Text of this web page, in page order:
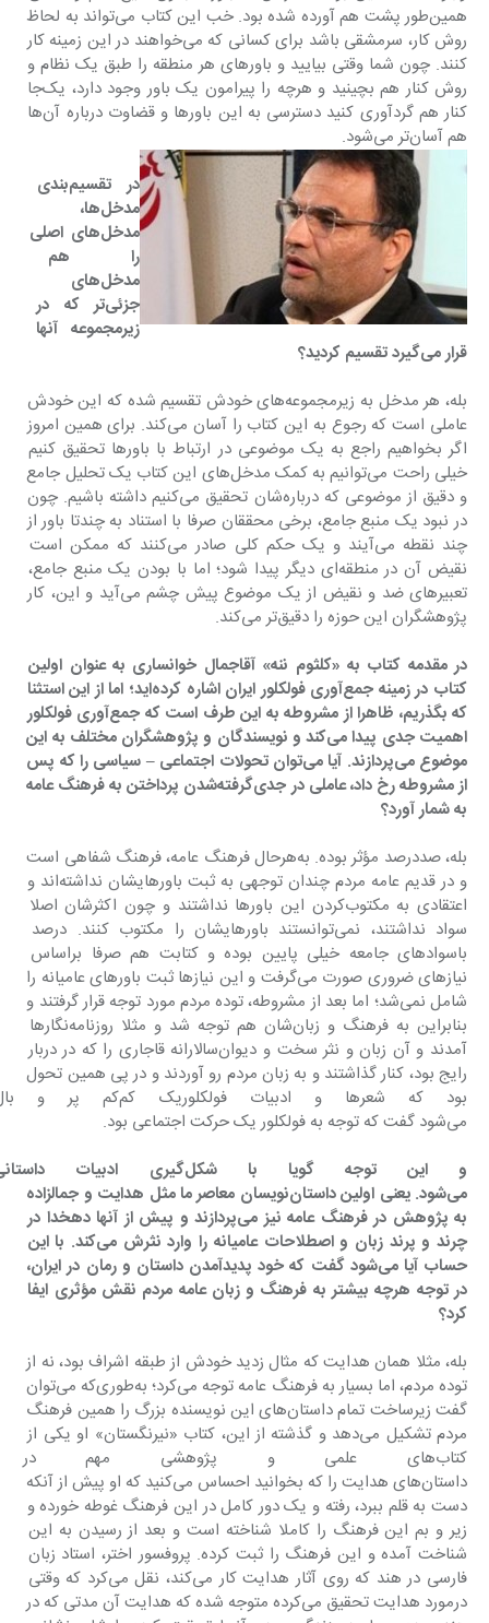
همین‌طور پشت هم آورده شده بود. خب این کتاب می‌تواند به لحاظ
روش کار، سرمشقی باشد برای کسانی که می‌خواهند در این زمینه کار
کنند. چون شما وقتی بیایید و باورهای هر منطقه را طبق یک نظام و
روش کنار هم بچینید و هرچه را پیرامون یک باور وجود دارد، یک‌جا
کنار هم گردآوری کنید دسترسی به این باورها و قضاوت درباره آن‌ها
هم آسان‌تر می‌شود.
‌در تقسیم‌بندی
مدخل‌ها،
مدخل‌های اصلی
را هم
مدخل‌های
جزئی‌تر که در
زیرمجموعه آنها
قرار می‌گیرد تقسیم کردید؟
بله، هر مدخل به زیرمجموعه‌های خودش تقسیم شده که این خودش
عاملی است که رجوع به این کتاب را آسان می‌کند. برای همین امروز
اگر بخواهیم راجع به یک موضوعی در ارتباط با باورها تحقیق کنیم
خیلی راحت می‌توانیم به کمک مدخل‌های این کتاب یک تحلیل جامع
و دقیق از موضوعی که درباره‌شان تحقیق می‌کنیم داشته باشیم. چون
در نبود یک منبع جامع، برخی محققان صرفا با استناد به چندتا باور از
چند نقطه می‌آیند و یک حکم کلی صادر می‌کنند که ممکن است
نقیض آن در منطقه‌ای دیگر پیدا شود؛ اما با بودن یک منبع جامع،
تعبیرهای ضد و نقیض از یک موضوع پیش چشم می‌آید و این، کار
پژوهشگران این حوزه را دقیق‌تر می‌کند.
‌در مقدمه کتاب به «کلثوم ننه» آقاجمال خوانساری به عنوان اولین
کتاب در زمینه جمع‌آوری فولکلور ایران اشاره کرده‌اید؛ اما از این استثنا
که بگذریم، ظاهرا از مشروطه به این طرف است که جمع‌آوری فولکلور
اهمیت جدی پیدا می‌کند و نویسندگان و پژوهشگران مختلف به این
موضوع می‌پردازند. آیا می‌توان تحولات اجتماعی – سیاسی را که پس
از مشروطه رخ‌ داد، عاملی در جدی‌‌گرفته‌شدن پرداختن به فرهنگ عامه
به شمار آورد؟
بله، صددرصد مؤثر بوده. به‌هرحال فرهنگ عامه، فرهنگ شفاهی است
و در قدیم عامه مردم چندان توجهی به ثبت باورهایشان نداشته‌اند و
اعتقادی به مکتوب‌کردن این باورها نداشتند و چون اکثرشان اصلا
سواد نداشتند، نمی‌‌توانستند باورهایشان را مکتوب کنند. درصد
باسوادهای جامعه خیلی پایین بوده و کتابت هم صرفا براساس
نیازهای ضروری صورت می‌گرفت و این نیازها ثبت باورهای عامیانه را
شامل نمی‌شد؛ اما بعد از مشروطه، توده مردم مورد توجه قرار گرفتند و
بنابراین به فرهنگ‌ و زبان‌شان هم توجه شد و مثلا روزنامه‌نگارها
آمدند و آن زبان و نثر سخت و دیوان‌سالارانه قاجاری را که در دربار
رایج بود، کنار گذاشتند و به زبان مردم رو آوردند و در پی همین تحول
بود که شعرها و ادبیات
می‌شود گفت که توجه به فولکلور یک حرکت اجتماعی بود.
‌و این توجه گویا با
می‌شود. یعنی اولین داستان‌نویسان معاصر ما مثل هدایت و جمالزاده
به پژوهش در فرهنگ عامه نیز می‌پردازند و پیش از آنها دهخدا در
چرند و پرند زبان و اصطلاحات عامیانه را وارد نثرش می‌کند. با این
حساب آیا می‌شود گفت که خود پدیدآمدن داستان و رمان در ایران،
در توجه هرچه بیشتر به فرهنگ و زبان عامه مردم نقش مؤثری ایفا
کرد؟
بله، مثلا همان هدایت که مثال زدید خودش از طبقه اشراف بود، نه از
توده مردم، اما بسیار به فرهنگ عامه توجه می‌کرد؛ به‌طوری‌که می‌توان
گفت زیرساخت تمام داستان‌های این نویسنده بزرگ را همین فرهنگ
مردم تشکیل می‌دهد و گذشته از این، کتاب «نیرنگستان» او یکی از
کتاب‌های علمی و پژوهشی مهم
داستان‌های هدایت را که بخوانید احساس می‌کنید که او پیش از آنکه
دست به قلم ببرد، رفته و یک دور کامل در این فرهنگ غوطه خورده و
زیر و بم این فرهنگ را کاملا شناخته است و بعد از رسیدن به این
شناخت آمده و این فرهنگ را ثبت کرده. پروفسور اختر، استاد زبان
فارسی در هند که روی آثار هدایت کار می‌کند، نقل می‌کرد که وقتی
درمورد هدایت تحقیق می‌کرده متوجه شده که هدایت آن مدتی که در